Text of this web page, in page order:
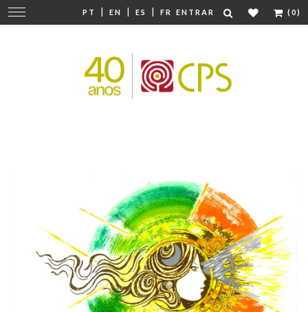
PT | EN | ES | FR ENTRAR (0)
Mudar
navegação